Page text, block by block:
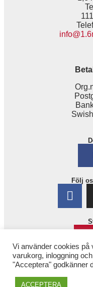
Följ
Vi använder cookies på
varukorg, inloggning
"Acceptera" godkänner
ACCEPTERA